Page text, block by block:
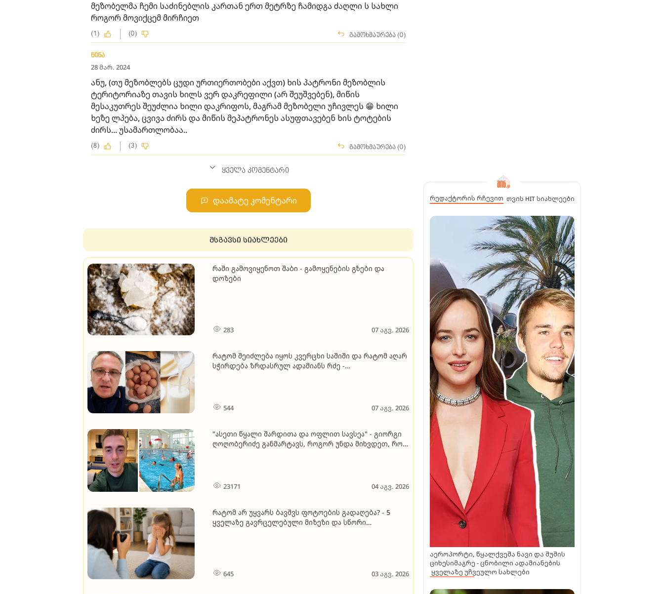
მეზობელმა ჩემი საძინებლის კართან ერთ მეტრზე ჩამიდგა ძაღლი ს სახლი
როგორ მოვიქცემ მირჩიეთ
(1) (0) გამოხმაურება (0)
ნინა
28 მარ. 2024
ანუ, (თუ მეზობლებს ცუდი ურთიერთობები აქვთ) ხის პატრონი მეზობლის
ტერიტორიაზე თავის ხილს ვერ დაკრეფილი (არ შეუშვებენ), მიწის
მესაკუთრეს შეუძლია ხილი დაკრიფოს, მაგრამ მეზობელი უჩივლეს 😁 ხილი
ხეზე ლპება, ცვივა ძირს და მიწის მეპატრონეს ასუფთავებენ ხის ტოტების
ძირს... უსამართლობაა..
(8) (3) გამოხმაურება (0)
ყველა კომენტარი
დაამატე კომენტარი
მსგავსი სიახლეები
რაში გამოვიყენოთ შაბი - გამოყენების გზები და
დოზები
283 07 აგვ. 2026
რატომ შეიძლება იყოს კვერცხი საშიში და რატომ აღარ
სჭირდება ზრდასრულ ადამიანს რძე -
544 07 აგვ. 2026
"ასეთი წყალი შარდითა და ოფლით სავსეა" - გიორგი
ღოღობერიძე განმარტავს, როგორ უნდა მიხვდეთ, რომ
23171 04 აგვ. 2026
რატომ არ უყვარს ბავშვს ფოტოების გადაღება? - 5
ყველაზე გავრცელებული მიზეზი და სწორი
645 03 აგვ. 2026
რედაქტორის რჩევით თვის HIT სიახლეები
აეროპორტი, წყალქვეშა ნავი და შუშის
ციხესიმაგრე - ცნობილი ადამიანების
ყველაზე უჩვეულო სახლები